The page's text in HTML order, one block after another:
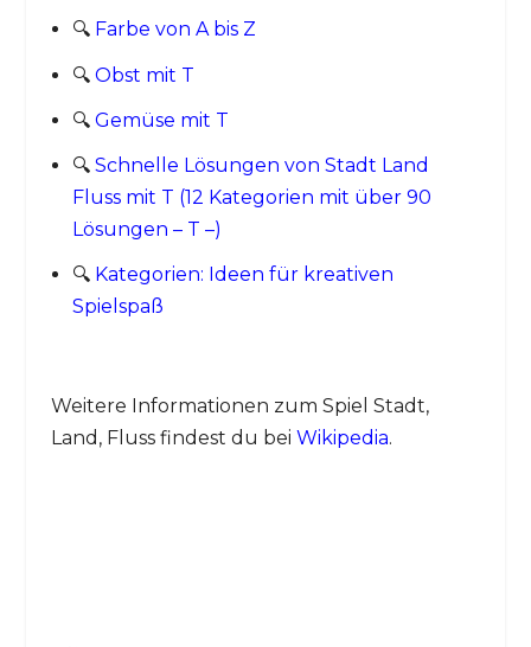
🔍 Farbe von A bis Z
🔍 Obst mit T
🔍 Gemüse mit T
🔍 Schnelle Lösungen von Stadt Land
Fluss mit T (12 Kategorien mit über 90
Lösungen – T –)
🔍 Kategorien: Ideen für kreativen
Spielspaß
Weitere Informationen zum Spiel Stadt,
Land, Fluss findest du bei Wikipedia.